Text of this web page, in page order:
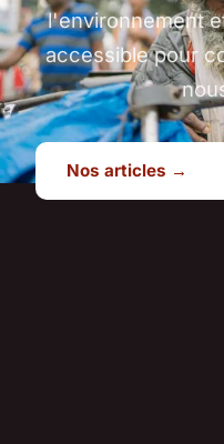
l'environnement
accessible pour
Nos articles →